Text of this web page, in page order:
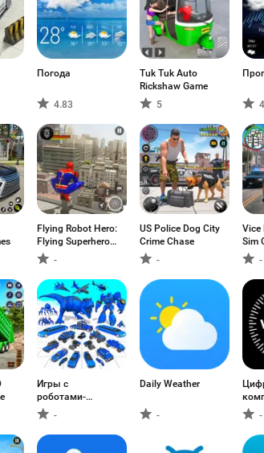
Погода
4.83
Tuk Tuk Auto
Rickshaw Game
5
Flying Robot Hero:
Flying Superhero
Robot Rescue
-
US Police Dog City
Crime Chase
-
Vice
Sim
-
Игры с
роботами-
динозаврами
-
Daily Weather
- -